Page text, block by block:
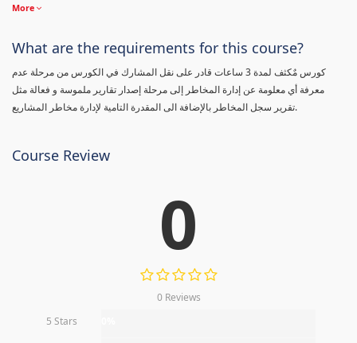
More
What are the requirements for this course?
كورس مٌكثف لمدة 3 ساعات قادر على نقل المشارك في الكورس من مرحلة عدم
معرفة أي معلومة عن إدارة المخاطر إلى مرحلة إصدار تقارير ملموسة و فعالة مثل
تقرير سجل المخاطر بالإضافة الى المقدرة التامية لإدارة مخاطر المشاريع.
Course Review
0
0 Reviews
5 Stars